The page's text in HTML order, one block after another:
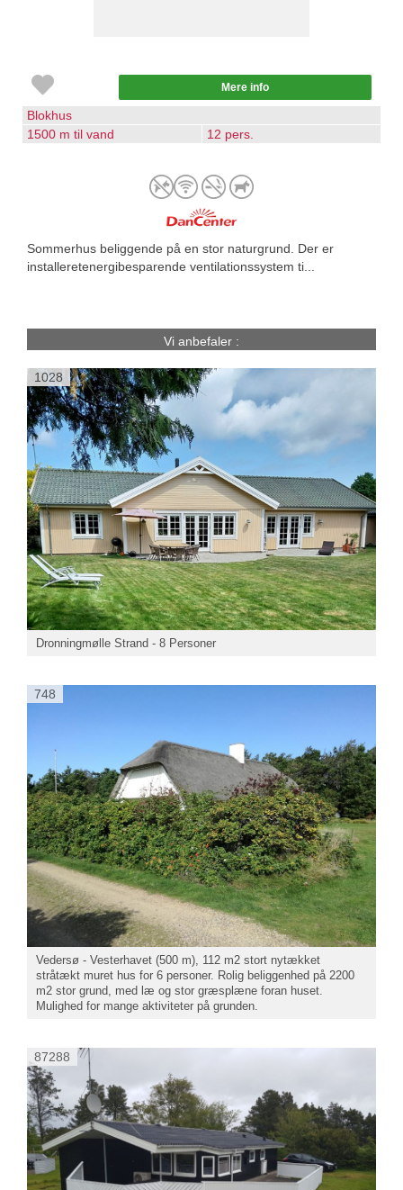
Mere info
Blokhus
1500 m til vand
12 pers.
Sommerhus beliggende på en stor naturgrund. Der er
installeretenergibesparende ventilationssystem ti...
Vi anbefaler :
1028
Dronningmølle Strand - 8 Personer
748
Vedersø - Vesterhavet (500 m), 112 m2 stort nytækket
stråtækt muret hus for 6 personer. Rolig beliggenhed på 2200
m2 stor grund, med læ og stor græsplæne foran huset.
Mulighed for mange aktiviteter på grunden.
87288